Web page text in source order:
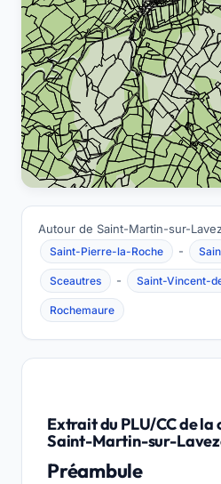
Autour de Saint-Martin-sur-
Saint-Pierre-la-Roche -
Sceautres - Saint-Vincent-
Rochemaure
Extrait du PLU/CC de la
Saint-Martin-sur-
Préambule